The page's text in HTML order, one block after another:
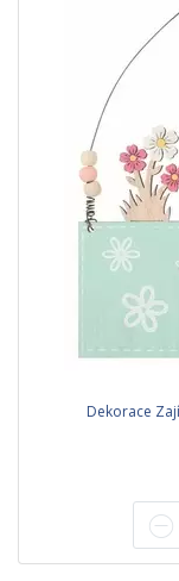
Dekorace